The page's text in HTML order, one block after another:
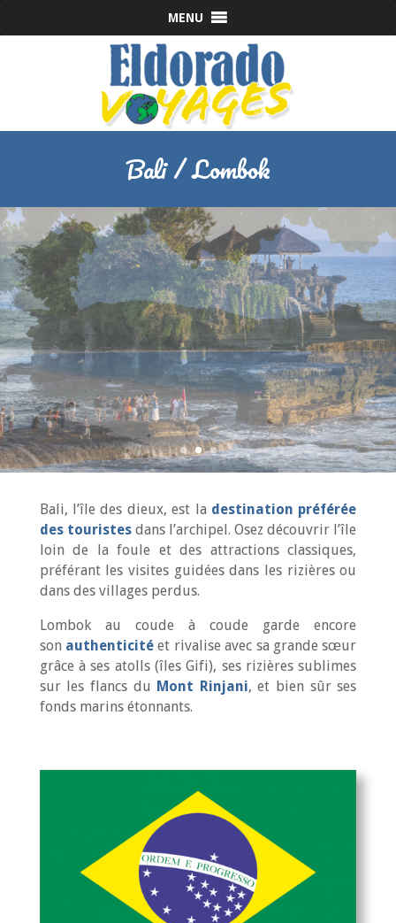
MENU
Bali / Lombok
Bali, l’île des dieux, est la destination préférée
des touristesdans l’archipel. Osez découvrir l’île
loin de la foule et des attractions classiques,
préférant les visites guidées dans les rizières ou
dans des villages perdus.
Lombok au coude à coude garde encore
son authenticité et rivalise avec sa grande sœur
grâce à ses atolls (îles Gifi), ses rizières sublimes
sur les flancs du Mont Rinjani, et bien sûr ses
fonds marins étonnants.